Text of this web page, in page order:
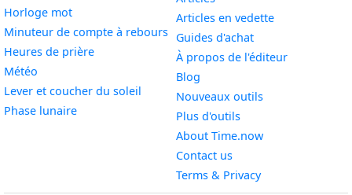
Horloge motWidget
Minuteur de compte à rebours Widget
Heures de prièreWidget
Météo
Lever et coucher du soleil
Phase lunaireWidget
Articles en vedette
Guides d'achat
À propos de l'éditeur
Blog
Nouveaux outils
Plus d'outils
About Time.now
Contact us
Terms & Privacy